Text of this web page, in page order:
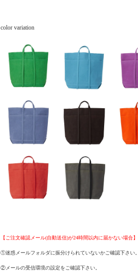
color variation
【ご注文確認メール(自動送信)が24時間以内に届かない場合】
①迷惑メールフォルダに振分けられていないかご確認下さい。
②メールの受信環境の設定をご確認下さい。